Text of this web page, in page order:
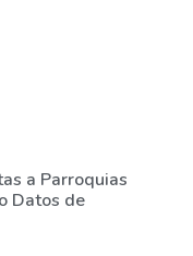
a Parroquias
Datos de